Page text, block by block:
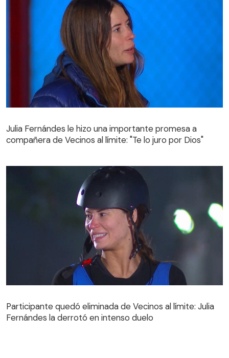
compañera de Vecinos al límite: "Te lo juro por Dios"
Julia Fernándes le hizo una importante promesa a
compañera de Vecinos al límite: "Te lo juro por Dios"
Fernándes la derrotó en intenso duelo
Participante quedó eliminada de Vecinos al límite: Julia
Fernándes la derrotó en intenso duelo